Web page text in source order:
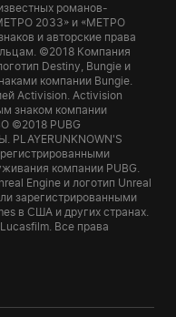
романов-
2033» и «МЕТРО
и авторские права
©2018 Компания
Destiny, Bungie и
компании Bungie.
Activision. Activision
знаком компании
©2018 PUBG
компании PUBG.
Engine и логотип Unreal
зарегистрированными
в США и других странах.
Все права